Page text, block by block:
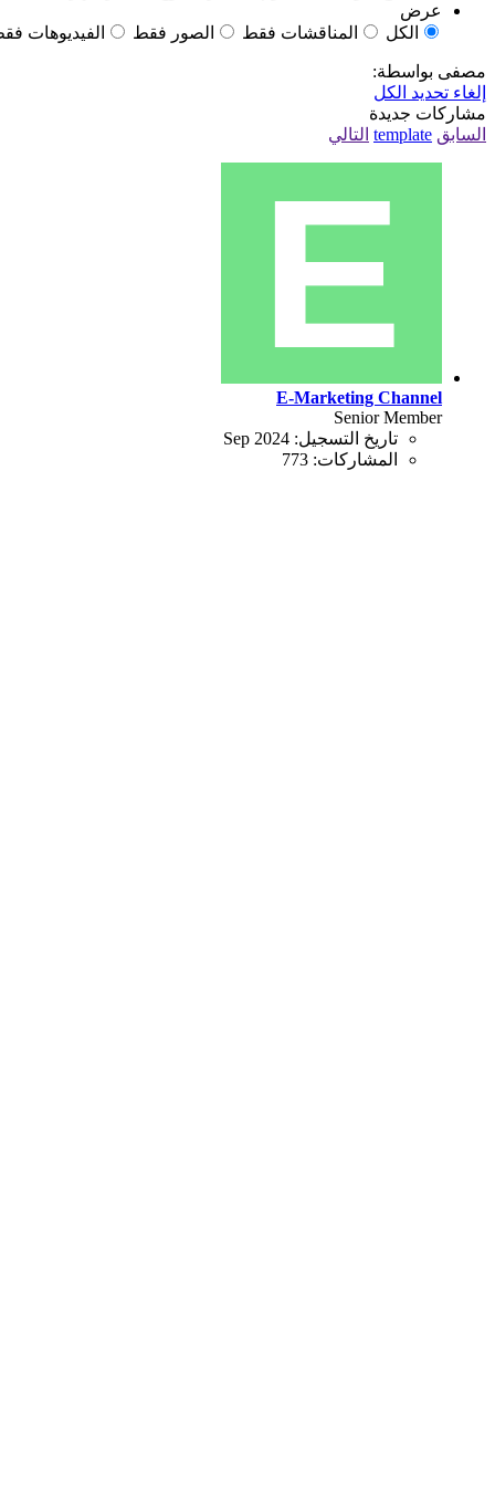
عرض
الكل
المناقشات فقط الصور فقط الفيديوهات
مصفى بواسطة:
إلغاء تحديد الكل
مشاركات جديدة
السابق template التالي
E-Marketing Channel
Senior Member
تاريخ التسجيل: Sep 2024
المشاركات: 773